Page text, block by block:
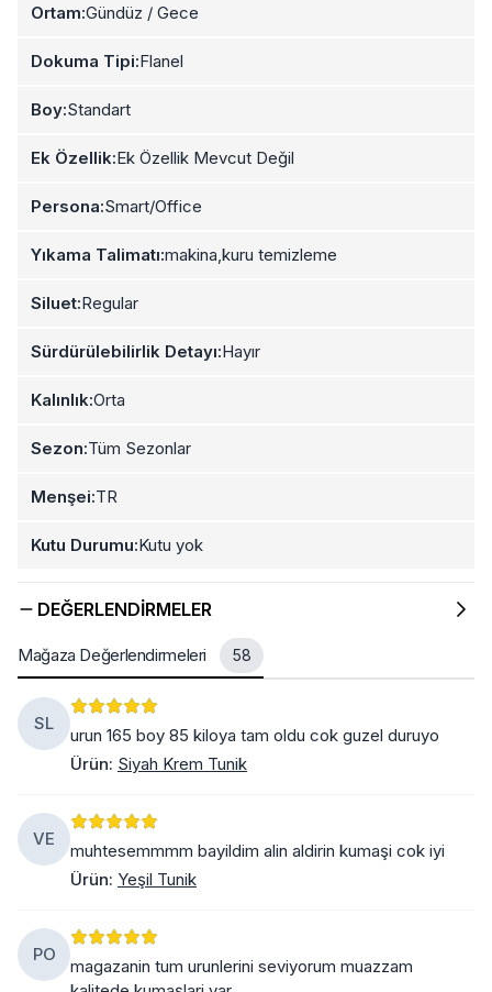
Ortam:Gündüz / Gece
Dokuma Tipi:Flanel
Boy:Standart
Ek Özellik:Ek Özellik Mevcut Değil
Persona:Smart/Office
Yıkama Talimatı:makina,kuru temizleme
Siluet:Regular
Sürdürülebilirlik Detayı:Hayır
Kalınlık:Orta
Sezon:Tüm Sezonlar
Menşei:TR
Kutu Durumu:Kutu yok
DEĞERLENDIRMELER
Mağaza Değerlendirmeleri 58
SL
urun 165 boy 85 kiloya tam oldu cok guzel duruyo
Ürün: Siyah Krem Tunik
VE
muhtesemmmm bayildim alin aldirin kumaşi cok iyi
Ürün: Yeşil Tunik
PO
magazanin tum urunlerini seviyorum muazzam